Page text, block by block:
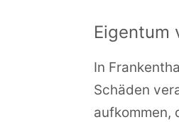
Eigentum
In
Schäden
aufkommen,